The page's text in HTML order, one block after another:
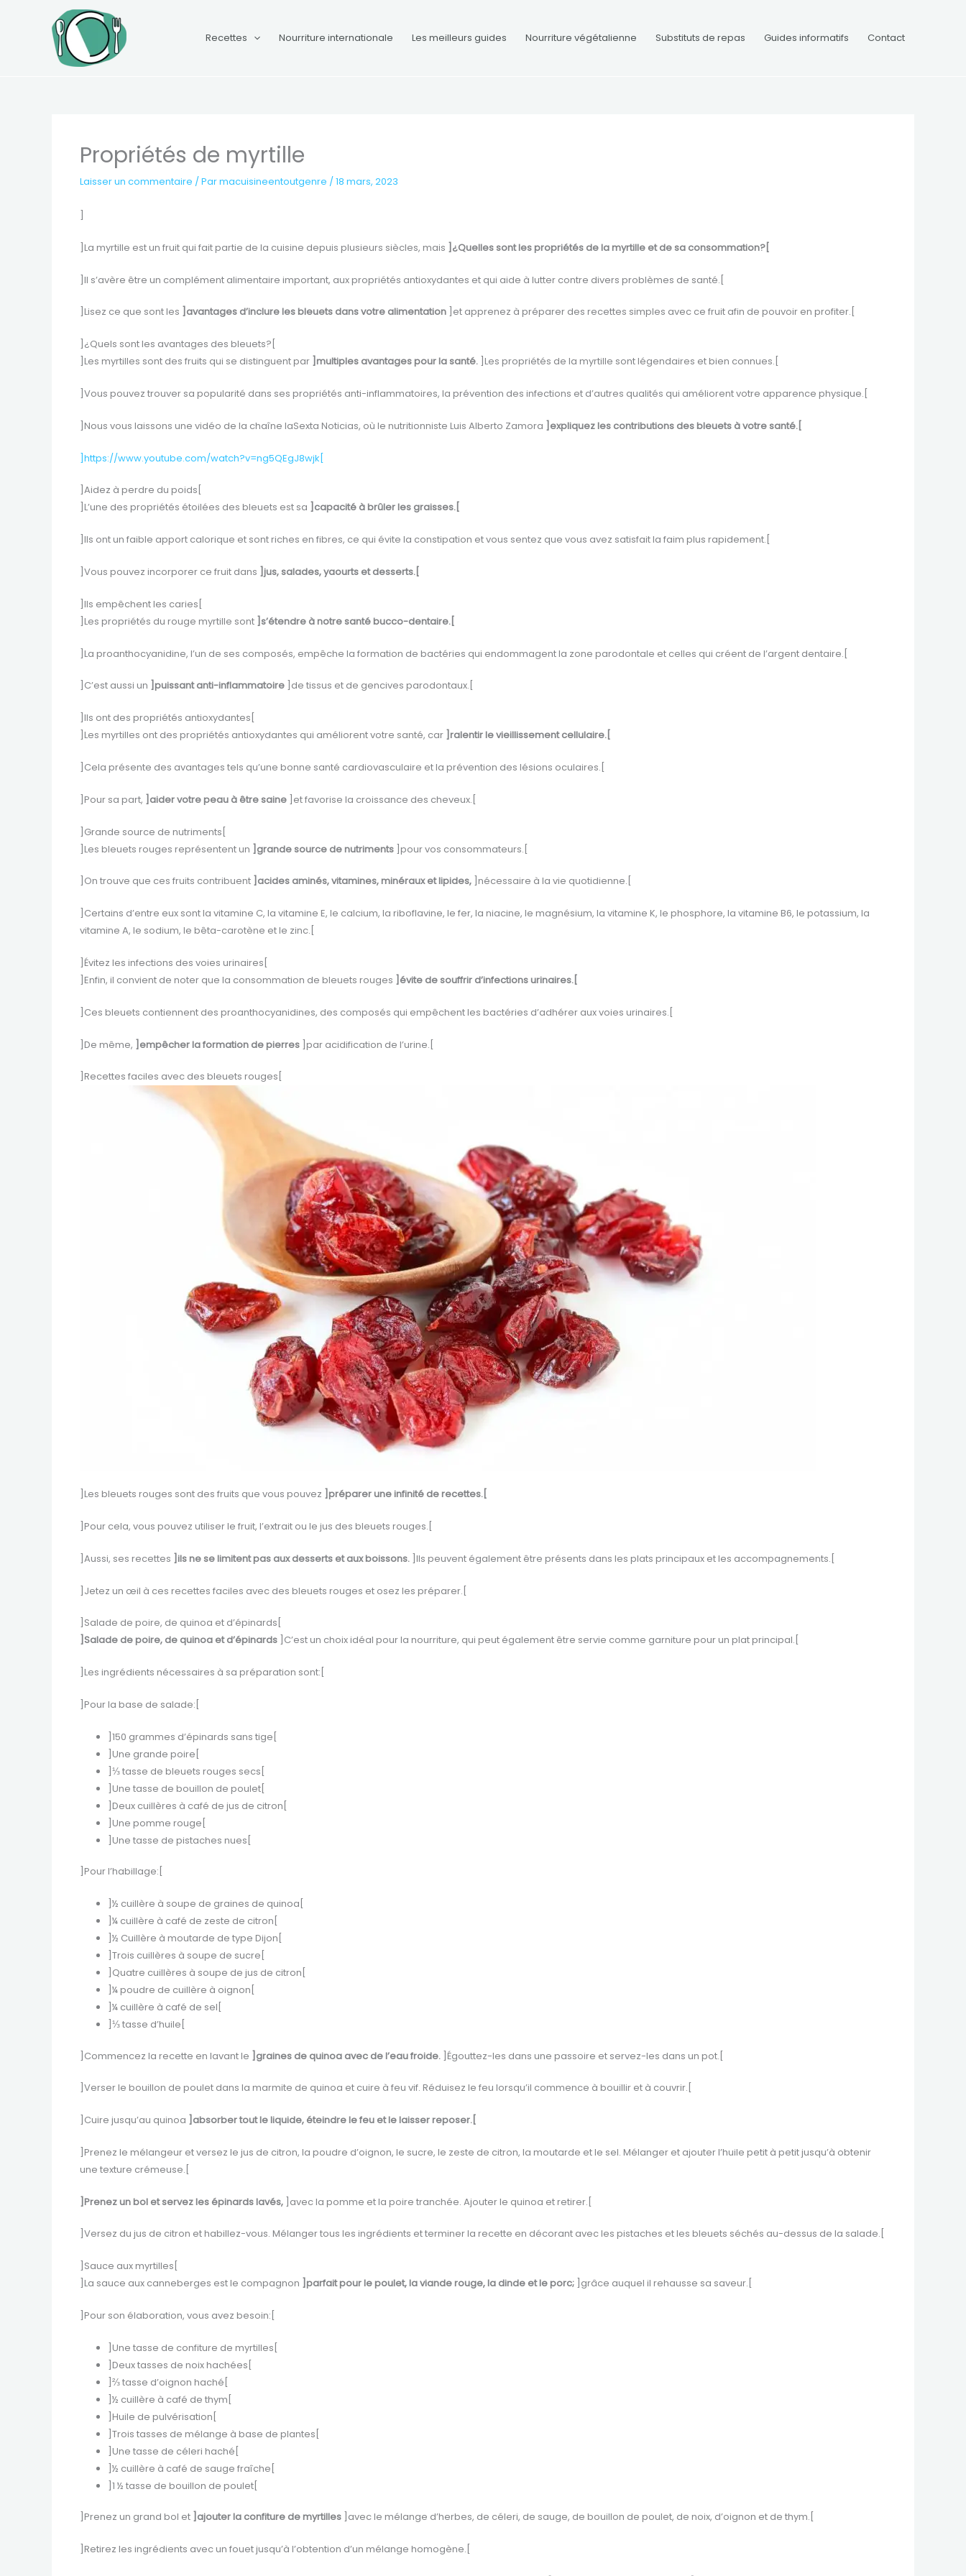
Recettes Nourriture internationale Les meilleurs guides Nourriture végétalienne Substituts de repas Guides informatifs Contact
Propriétés de myrtille
Laisser un commentaire / Parmacuisineentoutgenre /18 mars, 2023
]
]La myrtille est un fruit qui fait partie de la cuisine depuis plusieurs siècles, mais ]¿Quelles sont les propriétés de la myrtille et de sa consommation?[
]Il s’avère être un complément alimentaire important, aux propriétés antioxydantes et qui aide à lutter contre divers problèmes de santé.[
]Lisez ce que sont les ]avantages d’inclure les bleuets dans votre alimentation ]et apprenez à préparer des recettes simples avec ce fruit afin de pouvoir en profiter.[
]¿Quels sont les avantages des bleuets?[
]Les myrtilles sont des fruits qui se distinguent par ]multiples avantages pour la santé. ]Les propriétés de la myrtille sont légendaires et bien connues.[
]Vous pouvez trouver sa popularité dans ses propriétés anti-inflammatoires, la prévention des infections et d’autres qualités qui améliorent votre apparence physique.[
]Nous vous laissons une vidéo de la chaîne laSexta Noticias, où le nutritionniste Luis Alberto Zamora ]expliquez les contributions des bleuets à votre santé.[
]https://www.youtube.com/watch?v=ng5QEgJ8wjk[
]Aidez à perdre du poids[
]L’une des propriétés étoilées des bleuets est sa ]capacité à brûler les graisses.[
]Ils ont un faible apport calorique et sont riches en fibres, ce qui évite la constipation et vous sentez que vous avez satisfait la faim plus rapidement.[
]Vous pouvez incorporer ce fruit dans ]jus, salades, yaourts et desserts.[
]Ils empêchent les caries[
]Les propriétés du rouge myrtille sont ]s’étendre à notre santé bucco-dentaire.[
]La proanthocyanidine, l’un de ses composés, empêche la formation de bactéries qui endommagent la zone parodontale et celles qui créent de l’argent dentaire.[
]C’est aussi un ]puissant anti-inflammatoire ]de tissus et de gencives parodontaux.[
]Ils ont des propriétés antioxydantes[
]Les myrtilles ont des propriétés antioxydantes qui améliorent votre santé, car ]ralentir le vieillissement cellulaire.[
]Cela présente des avantages tels qu’une bonne santé cardiovasculaire et la prévention des lésions oculaires.[
]Pour sa part, ]aider votre peau à être saine ]et favorise la croissance des cheveux.[
]Grande source de nutriments[
]Les bleuets rouges représentent un ]grande source de nutriments ]pour vos consommateurs.[
]On trouve que ces fruits contribuent ]acides aminés, vitamines, minéraux et lipides, ]nécessaire à la vie quotidienne.[
]Certains d’entre eux sont la vitamine C, la vitamine E, le calcium, la riboflavine, le fer, la niacine, le magnésium, la vitamine K, le phosphore, la vitamine B6, le potassium, la
vitamine A, le sodium, le bêta-carotène et le zinc.[
]Évitez les infections des voies urinaires[
]Enfin, il convient de noter que la consommation de bleuets rouges ]évite de souffrir d’infections urinaires.[
]Ces bleuets contiennent des proanthocyanidines, des composés qui empêchent les bactéries d’adhérer aux voies urinaires.[
]De même, ]empêcher la formation de pierres ]par acidification de l’urine.[
]Recettes faciles avec des bleuets rouges[
]Les bleuets rouges sont des fruits que vous pouvez ]préparer une infinité de recettes.[
]Pour cela, vous pouvez utiliser le fruit, l’extrait ou le jus des bleuets rouges.[
]Aussi, ses recettes ]ils ne se limitent pas aux desserts et aux boissons. ]Ils peuvent également être présents dans les plats principaux et les accompagnements.[
]Jetez un œil à ces recettes faciles avec des bleuets rouges et osez les préparer.[
]Salade de poire, de quinoa et d’épinards[
]Salade de poire, de quinoa et d’épinards ]C’est un choix idéal pour la nourriture, qui peut également être servie comme garniture pour un plat principal.[
]Les ingrédients nécessaires à sa préparation sont:[
]Pour la base de salade:[
]150 grammes d’épinards sans tige[
]Une grande poire[
]⅓ tasse de bleuets rouges secs[
]Une tasse de bouillon de poulet[
]Deux cuillères à café de jus de citron[
]Une pomme rouge[
]Une tasse de pistaches nues[
]Pour l’habillage:[
]½ cuillère à soupe de graines de quinoa[
]¼ cuillère à café de zeste de citron[
]½ Cuillère à moutarde de type Dijon[
]Trois cuillères à soupe de sucre[
]Quatre cuillères à soupe de jus de citron[
]¼ poudre de cuillère à oignon[
]¼ cuillère à café de sel[
]⅓ tasse d’huile[
]Commencez la recette en lavant le ]graines de quinoa avec de l’eau froide. ]Égouttez-les dans une passoire et servez-les dans un pot.[
]Verser le bouillon de poulet dans la marmite de quinoa et cuire à feu vif. Réduisez le feu lorsqu’il commence à bouillir et à couvrir.[
]Cuire jusqu’au quinoa ]absorber tout le liquide, éteindre le feu et le laisser reposer.[
]Prenez le mélangeur et versez le jus de citron, la poudre d’oignon, le sucre, le zeste de citron, la moutarde et le sel. Mélanger et ajouter l’huile petit à petit jusqu’à obtenir
une texture crémeuse.[
]Prenez un bol et servez les épinards lavés, ]avec la pomme et la poire tranchée. Ajouter le quinoa et retirer.[
]Versez du jus de citron et habillez-vous. Mélanger tous les ingrédients et terminer la recette en décorant avec les pistaches et les bleuets séchés au-dessus de la salade.[
]Sauce aux myrtilles[
]La sauce aux canneberges est le compagnon ]parfait pour le poulet, la viande rouge, la dinde et le porc; ]grâce auquel il rehausse sa saveur.[
]Pour son élaboration, vous avez besoin:[
]Une tasse de confiture de myrtilles[
]Deux tasses de noix hachées[
]⅔ tasse d’oignon haché[
]½ cuillère à café de thym[
]Huile de pulvérisation[
]Trois tasses de mélange à base de plantes[
]Une tasse de céleri haché[
]½ cuillère à café de sauge fraîche[
]1 ½ tasse de bouillon de poulet[
]Prenez un grand bol et ]ajouter la confiture de myrtilles ]avec le mélange d’herbes, de céleri, de sauge, de bouillon de poulet, de noix, d’oignon et de thym.[
]Retirez les ingrédients avec un fouet jusqu’à l’obtention d’un mélange homogène.[